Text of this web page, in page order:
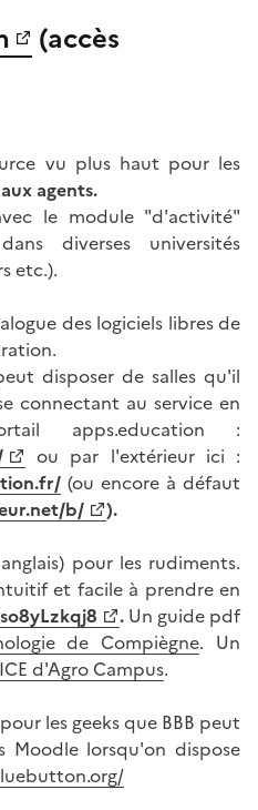
(accès
vu plus haut pour les
agents.
le module "d'activité"
diverses universités
etc.).
des logiciels libres de
disposer de salles qu'il
connectant au service en
apps.education :
ou par l'extérieur ici :
(ou encore à défaut
b/
).
pour les rudiments.
et facile à prendre en
. Un guide pdf
de Compiègne. Un
d'Agro Campus.
les geeks que BBB peut
Moodle lorsqu'on dispose